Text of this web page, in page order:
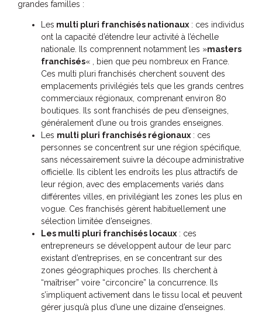
grandes familles :
Les multi pluri franchisés nationaux : ces individus
ont la capacité d’étendre leur activité à l’échelle
nationale. Ils comprennent notamment les »masters
franchisés« , bien que peu nombreux en France.
Ces multi pluri franchisés cherchent souvent des
emplacements privilégiés tels que les grands centres
commerciaux régionaux, comprenant environ 80
boutiques. Ils sont franchisés de peu d’enseignes,
généralement d’une ou trois grandes enseignes.
Les multi pluri franchisés régionaux : ces
personnes se concentrent sur une région spécifique,
sans nécessairement suivre la découpe administrative
officielle. Ils ciblent les endroits les plus attractifs de
leur région, avec des emplacements variés dans
différentes villes, en privilégiant les zones les plus en
vogue. Ces franchisés gèrent habituellement une
sélection limitée d’enseignes.
Les multi pluri franchisés locaux : ces
entrepreneurs se développent autour de leur parc
existant d’entreprises, en se concentrant sur des
zones géographiques proches. Ils cherchent à
“maîtriser” voire “circoncire” la concurrence. Ils
s’impliquent activement dans le tissu local et peuvent
gérer jusqu’à plus d’une une dizaine d’enseignes.